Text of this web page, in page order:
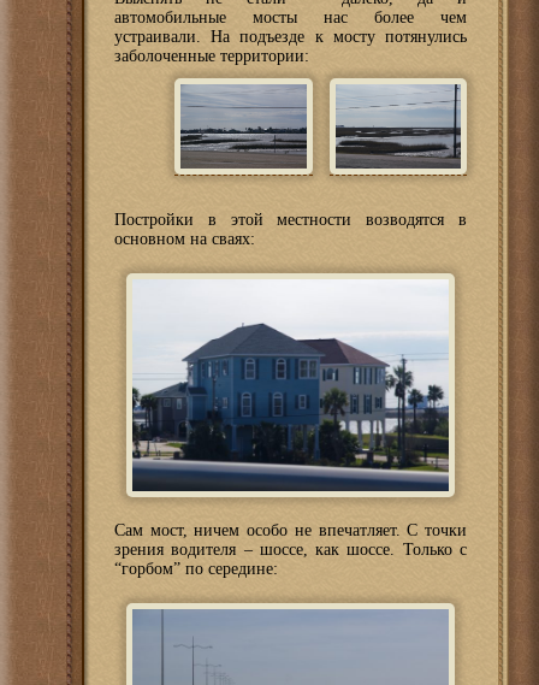
автомобильные мосты нас более чем
устраивали. На подъезде к мосту потянулись
заболоченные территории:
Постройки в этой местности возводятся в
основном на сваях:
Сам мост, ничем особо не впечатляет. С точки
зрения водителя – шоссе, как шоссе. Только с
“горбом” по середине: